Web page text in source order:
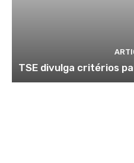
TSE divulga critérios